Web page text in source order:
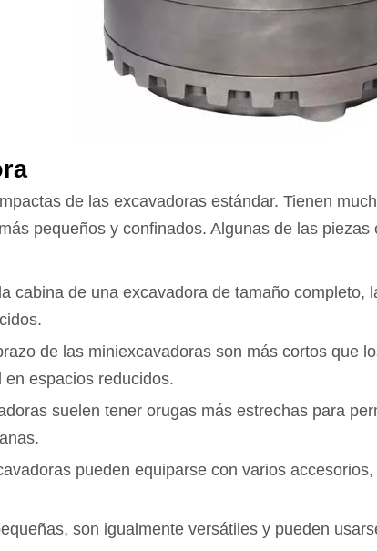
de las excavadoras estándar. Tienen
pequeños y confinados. Algunas de las
cabina de una excavadora de tamaño
de las miniexcavadoras son más cortos que
espacios reducidos.
suelen tener orugas más estrechas para
pueden equiparse con varios
son igualmente versátiles y pueden